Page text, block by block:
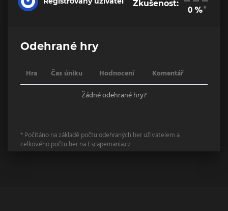
Zkušenost:
0%*
Odehrané hry
Hra Čas úniku Hodnocení
Komentář
Žádné odehrané hry?
* Počítáno na základě počtu odehraných her uživatelem a
celkového počtu her na Escapemania.cz